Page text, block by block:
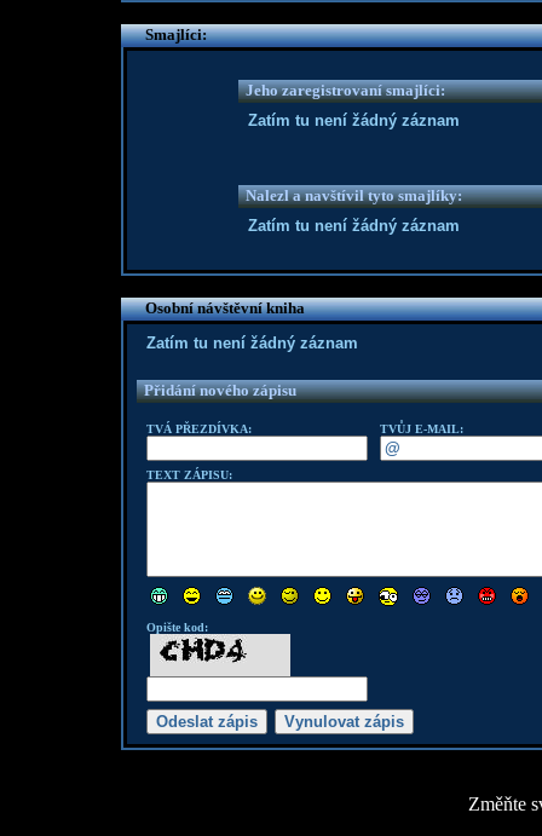
Smajlíci:
Jeho zaregistrovaní smajlíci:
Zatím tu není žádný záznam
Nalezl a navštívil tyto smajlíky:
Zatím tu není žádný záznam
Osobní návštěvní kniha
Zatím tu není žádný záznam
Přidání nového zápisu
TVÁ PŘEZDÍVKA: TVŮJ E-MAIL:
TEXT ZÁPISU:
Opište kod:
Změňte